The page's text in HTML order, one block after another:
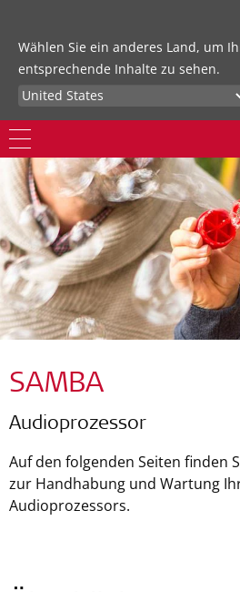
Wählen Sie ein anderes Land, um
entsprechende Inhalte zu sehen.
SAMBA
Audioprozessor
Auf den folgenden Seiten finden
zur Handhabung und Wartung
Audioprozessors.